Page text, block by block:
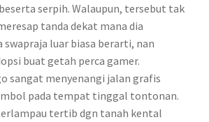
serpih. Walaupun, tersebut tak
tanda dekat mana dia
luar biasa berarti, nan
buat getah perca gamer.
sangat menyenangi jalan grafis
pada tempat tinggal tontonan.
tertib dgn tanah kental